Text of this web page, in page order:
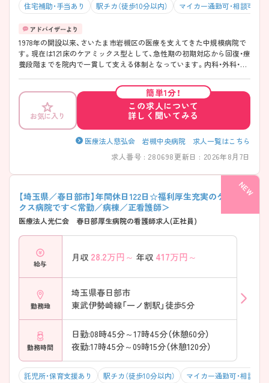
住宅補助・手当あり 駅チカ（徒歩10分以内） マイカー通勤可・相談可
1978年の開設以来、さいたま市岩槻区の医療を支えてきた中規模病院で
す。現在は121床のケアミックス型として、急性期の初期対応から回復・療
養段階までを院内で一貫して支える体制となっています。内科・外科・整
ーズに対応。関連する高齢者施設とも連携し、退院後の生活まで見据え
た支援を大切にしている点が魅力です。急性期に偏りすぎない落ち着い
た環境で、地域に寄り添った医療に携わりたい方にぴったりの職場で
す。駅チカ徒歩3分、残業少な目、院内保育所あり、住宅手当ありと長期的
に勤務ができる病院です♪ ――――――――――――――― ■ 「残業
ほぼなし」で毎日ゆとり♪ ――――――――――――――― プライベー
変対応が少なく落ち着いた環境 ・業務量が偏らないよう配慮された体制
→ 無理なく長く働ける安心の職場です♪
――――――――――――――― 働くママ・パパをしっかりサポート。
・院内に保育機能ありで安心 ・就学前まで利用可能 ・勤務状況に応じた柔
軟な相談OK（入社後） → 仕事と家庭の両立がしやすい環境です♪
――――――――――――――― ■ 幅広く経験できるケアミックス♪
――――――――――――――― スキルアップにもつながります。 ・一
般病棟＋療養病棟の両方あり ・複数科目で多様な症例に対応 ・検査～リ
ハビリまで院内完結 → 一貫した医療に携われる魅力♪
――――――――――――――― ■ 地域を支える医療と介護の連携♪
――――――――――――――― 退院後まで見据えたサポート体制。 ・
特養など関連施設と連携 ・生活復帰に向けたリハビリ充実 ・地域の療養
の受け皿として機能 → 長く患者さんに寄り添える環境です♪
お気に入り
簡単1分！
この求人について
詳しく聞いてみる
医療法人慈弘会 岩槻中央病院 求人一覧はこちら
求人番号 : 280698更新日 : 2026年8月7日
【埼玉県／春日部市】年間休日122日☆福利厚生充実のケアミッ
クス病院です＜常勤／病棟／正看護師＞
医療法人光仁会 春日部厚生病院の看護師求人(正社員)
給与
月収 28.2万円～ 年収 417万円～
勤務地
埼玉県春日部市
東武伊勢崎線「一ノ割駅」徒歩5分
勤務時間
日勤:08時45分～17時45分（休憩60分）
夜勤:17時45分～09時15分（休憩120分）
託児所・保育支援あり 駅チカ（徒歩10分以内） マイカー通勤可・相談可